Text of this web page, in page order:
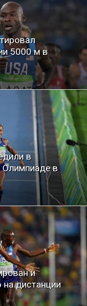
5000 м в
в
Олимпиаде в
и
дистанции